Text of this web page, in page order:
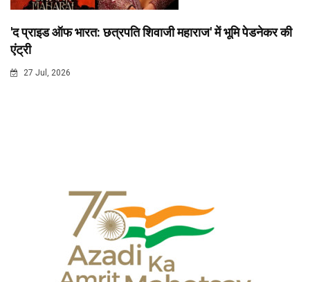
'द प्राइड ऑफ भारत: छत्रपति शिवाजी महाराज' में भूमि पेडनेकर की
एंट्री
27 Jul, 2026